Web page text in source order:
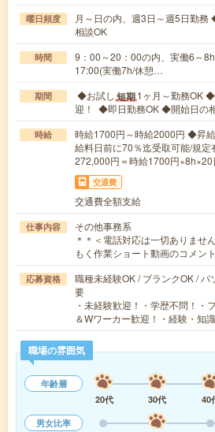
曜日頻度
月～日の内、週3日～週5日勤
相談OK
時間
9：00～20：00の内、実働6～
17:00(実働7h/休憩…
期間 ◆お試し 短期1ヶ月～勤務OK
迎！ ◆即日勤務OK ◆開始日の
時給
時給1700円～時給2000円 ◆昇
給料日前に70％迄受取可能/規
272,000円＝時給1700円×8h×20
交通費
交通費全額支給
仕事内容
その他事務系
＊＊＜電話対応は一切ありませ
もく作業ショート動画のコメン
応募資格
職種未経験OK / ブランクOK /
要
・未経験歓迎！・学歴不問！・
＆Wワーカー歓迎！・経験・知
職場の雰囲気
年齢層
20代
30代 40
男女比率